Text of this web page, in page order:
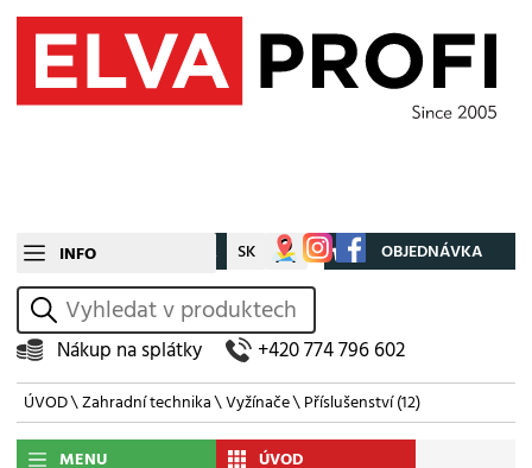
INFO CZ SK Můj účet OBJEDNÁVKA
vyhledat
Nákup na splátky +420 774 796 602
ÚVOD\Zahradní technika\Vyžínače\Příslušenství(12)
MENU ÚVOD